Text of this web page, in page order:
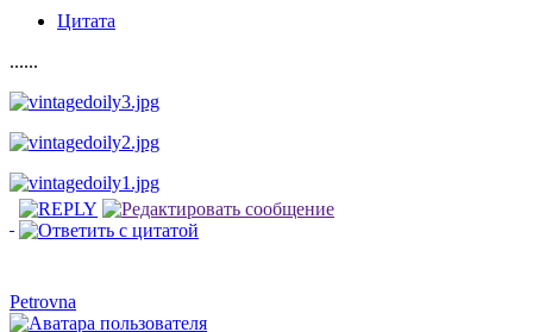
Цитата
......
Petrovna